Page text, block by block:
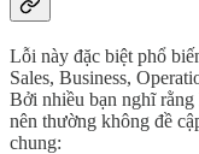
Lỗi này đặc biệt phổ
Sales, Business,
Bởi nhiều bạn nghĩ
nên thường không đề
chung: